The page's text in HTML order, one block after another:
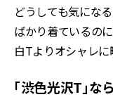
どうしても気にな
ばかり着ているの
白Tよりオシャレ
「渋色光沢T」